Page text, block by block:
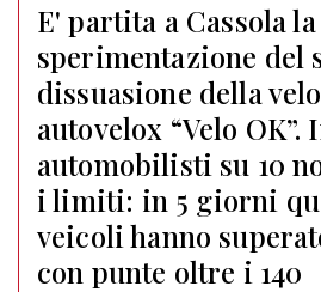
E' partita a Cassola la
sperimentazione del
dissuasione della
autovelox “Velo OK”.
automobilisti su 10
i limiti: in 5 giorni
veicoli hanno
con punte oltre i 140